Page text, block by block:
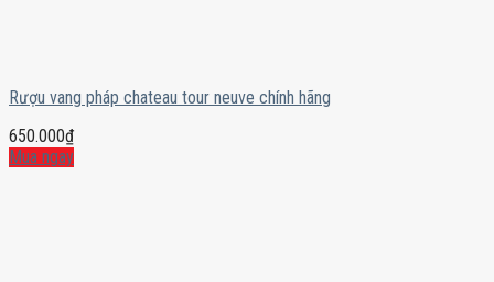
Rượu vang pháp chateau tour neuve chính hãng
650.000₫
Mua ngay